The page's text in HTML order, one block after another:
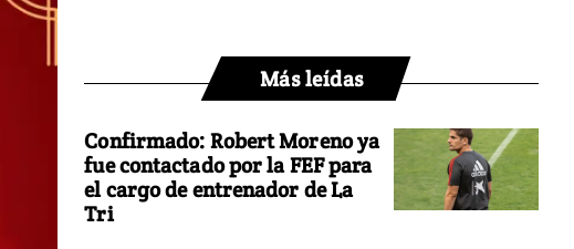
Más leídas
Confirmado: Robert Moreno ya
fue contactado por la FEF para
el cargo de entrenador de La
Tri